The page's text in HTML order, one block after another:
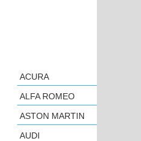
ACURA
ALFA ROMEO
ASTON MARTIN
AUDI